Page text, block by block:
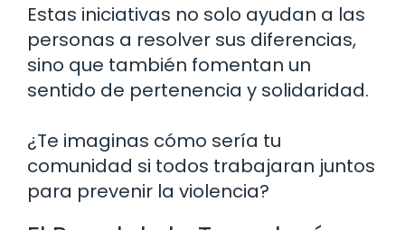
Estas iniciativas no solo ayudan a las
personas a resolver sus diferencias,
sino que también fomentan un
sentido de pertenencia y solidaridad.
¿Te imaginas cómo sería tu
comunidad si todos trabajaran juntos
para prevenir la violencia?